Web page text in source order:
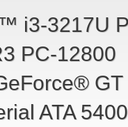
i3-3217U
PC-12800
GT
ATA